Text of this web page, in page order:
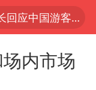
泰交通部副部长回应中国游客遭歧视
场
1岁宝宝碰坏纸巾盒 宝妈被索赔924元
内市场